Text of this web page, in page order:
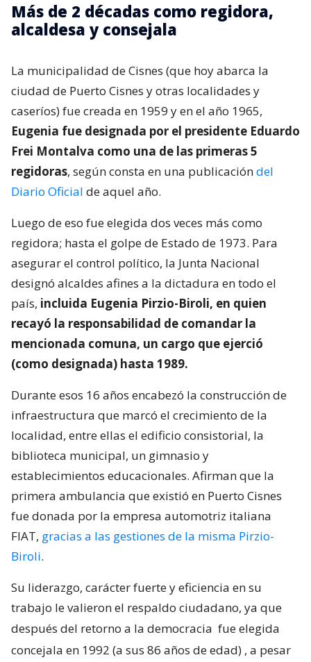
Más de 2 décadas como regidora,
alcaldesa y consejala
La municipalidad de Cisnes (que hoy abarca la
ciudad de Puerto Cisnes y otras localidades y
caseríos) fue creada en 1959 y en el año 1965,
Eugenia fue designada por el presidente Eduardo
Frei Montalva como una de las primeras 5
regidoras, según consta en una publicacióndel
Diario Oficial de aquel año.
Luego de eso fue elegida dos veces más como
regidora; hasta el golpe de Estado de 1973. Para
asegurar el control político, la Junta Nacional
designó alcaldes afines a la dictadura en todo el
país, incluida Eugenia Pirzio-Biroli, en quien
recayó la responsabilidad de comandar la
mencionada comuna, un cargo que ejerció
(como designada) hasta 1989.
Durante esos 16 años encabezó la construcción de
infraestructura que marcó el crecimiento de la
localidad, entre ellas el edificio consistorial, la
biblioteca municipal, un gimnasio y
establecimientos educacionales. Afirman que la
primera ambulancia que existió en Puerto Cisnes
fue donada por la empresa automotriz italiana
FIAT, gracias a las gestiones de la misma Pirzio-
Biroli.
Su liderazgo, carácter fuerte y eficiencia en su
trabajo le valieron el respaldo ciudadano, ya que
después del retorno a la democracia fue elegida
concejala en 1992 (a sus 86 años de edad) , a pesar